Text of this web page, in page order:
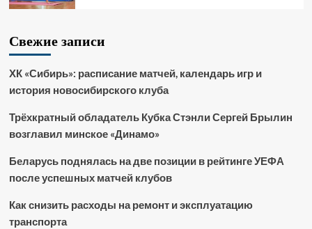
Свежие записи
ХК «Сибирь»: расписание матчей, календарь игр и
история новосибирского клуба
Трёхкратный обладатель Кубка Стэнли Сергей Брылин
возглавил минское «Динамо»
Беларусь поднялась на две позиции в рейтинге УЕФА
после успешных матчей клубов
Как снизить расходы на ремонт и эксплуатацию
транспорта